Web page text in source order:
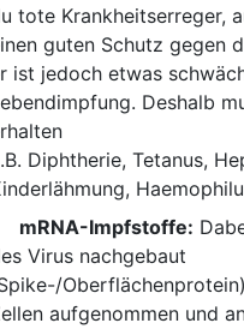
tote Krankheitserreger,
guten Schutz gegen
ist jedoch etwas
Deshalb
Diphtherie, Tetanus,
mRNA-Impfstoffe:
Virus nachgebaut
aufgenommen und